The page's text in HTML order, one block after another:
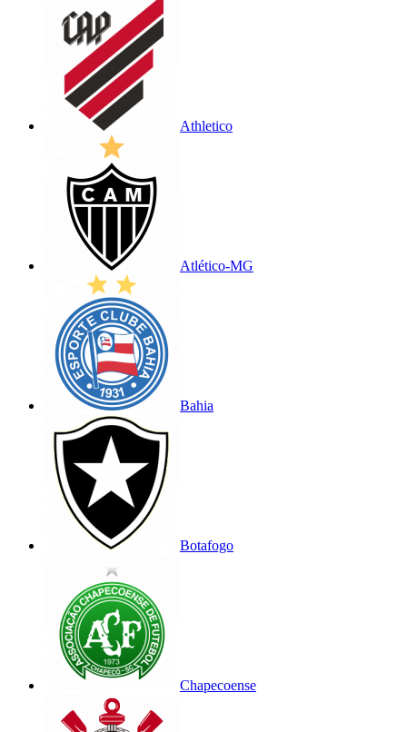
Athletico
Atlético-MG
Bahia
Botafogo
Chapecoense